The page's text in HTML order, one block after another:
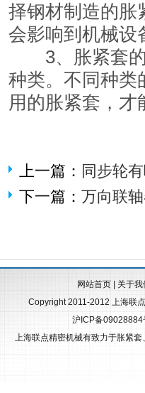
择钢材制造的胀
会影响到机械设
3、胀紧套的
种类。不同种类
用的胀紧套，才
上一篇： 同步轮
下一篇： 万向联
网站首页
关于我
Copyright 2011-2012 上海联
沪ICP备09028884
上海联点精密机械有致力于胀紧套